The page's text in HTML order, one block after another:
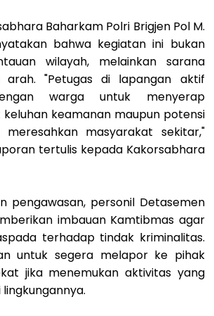
Baharkam Polri Brigjen Pol M.
bahwa kegiatan ini bukan
wilayah, melainkan sarana
arah. "Petugas di lapangan aktif
warga untuk menyerap
keamanan maupun potensi
meresahkan masyarakat sekitar,"
tertulis kepada Kakorsabhara
pengawasan, personil Detasemen
imbauan Kamtibmas agar
terhadap tindak kriminalitas.
untuk segera melapor ke pihak
jika menemukan aktivitas yang